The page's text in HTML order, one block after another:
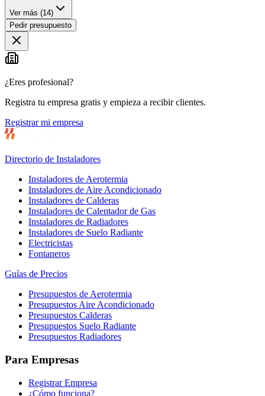
Ver más (14)
Pedir presupuesto
¿Eres profesional?
Registra tu empresa gratis y empieza a recibir clientes.
Registrar mi empresa
Directorio de Instaladores
Instaladores de Aerotermia
Instaladores de Aire Acondicionado
Instaladores de Calderas
Instaladores de Calentador de Gas
Instaladores de Radiadores
Instaladores de Suelo Radiante
Electricistas
Fontaneros
Guías de Precios
Presupuestos de Aerotermia
Presupuestos Aire Acondicionado
Presupuestos Calderas
Presupuestos Suelo Radiante
Presupuestos Radiadores
Para Empresas
Registrar Empresa
¿Cómo funciona?